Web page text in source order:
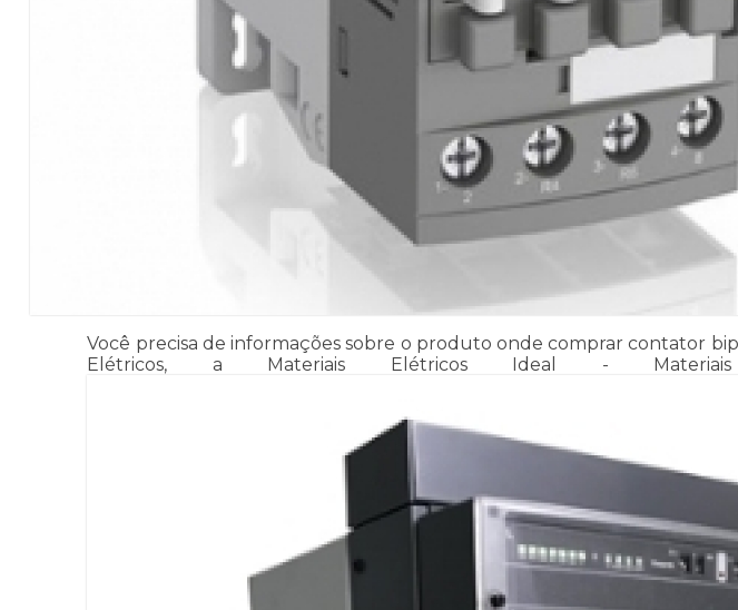
Você precisa de informações sobre o produto onde comprar contator
Elétricos, a Materiais Elétricos Ideal -